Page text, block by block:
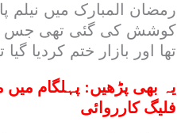
رمضان المبارک میں نیلم
کوشش کی گئی تھی جس پر
تھا اور بازار ختم کردیا گیا
یہ بھی پڑھیں: پہلگام
فلیگ کارروائی